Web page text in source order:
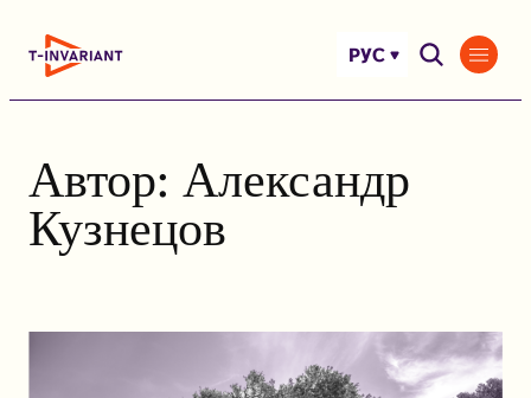
РУС
Автор: Александр
Кузнецов